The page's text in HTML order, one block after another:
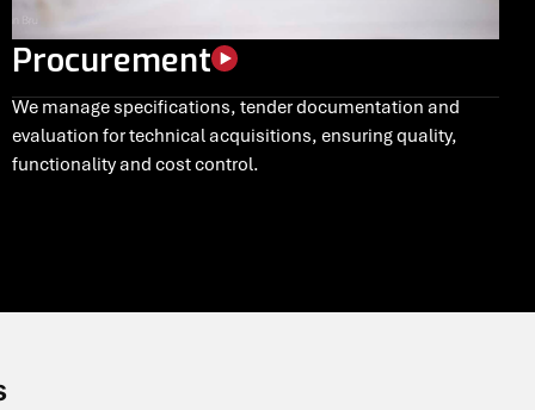
Procurement
We manage specifications, tender documentation and
evaluation for technical acquisitions, ensuring quality,
functionality and cost control.